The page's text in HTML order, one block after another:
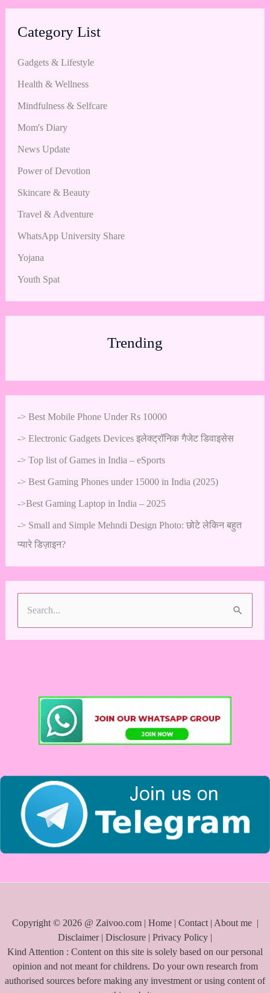
Category List
Gadgets & Lifestyle
Health & Wellness
Mindfulness & Selfcare
Mom's Diary
News Update
Power of Devotion
Skincare & Beauty
Travel & Adventure
WhatsApp University Share
Yojana
Youth Spat
Trending
-> Best Mobile Phone Under Rs 10000
-> Electronic Gadgets Devices इलेक्ट्रॉनिक गैजेट डिवाइसेस
-> Top list of Games in India – eSports
-> Best Gaming Phones under 15000 in India (2025)
->Best Gaming Laptop in India – 2025
-> Small and Simple Mehndi Design Photo: छोटे लेकिन बहुत
प्यारे डिज़ाइन?
Copyright © 2026 @ Zaivoo.com | Home| Contact| About me |
Disclaimer| Disclosure | Privacy Policy |
Kind Attention : Content on this site is solely based on our personal
opinion and not meant for childrens. Do your own research from
authorised sources before making any investment or using content of